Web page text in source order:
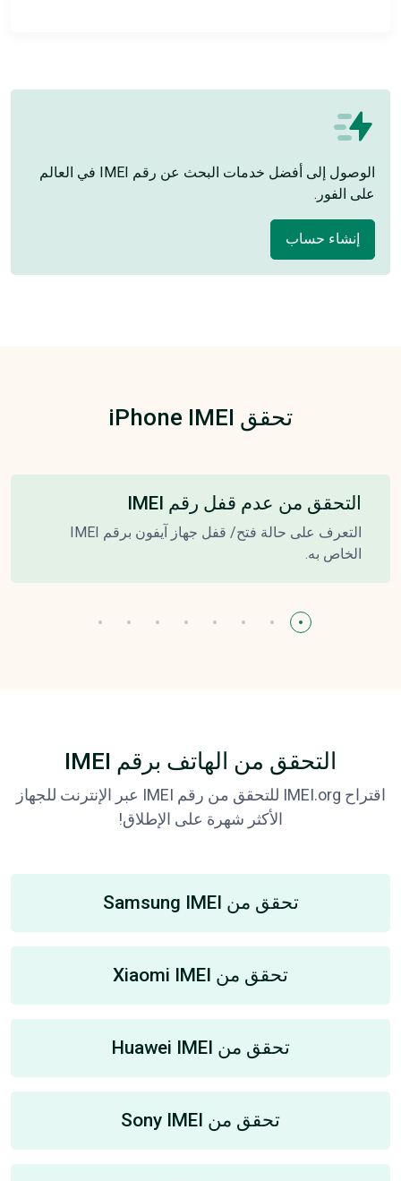
الوصول إلى أفضل خدمات البحث عن رقم IMEI في العالم
على الفور.
إنشاء حساب
تحقق iPhone IMEI
التحقق من عدم قفل رقم IMEI
التعرف على حالة فتح/ قفل جهاز آيفون برقم IMEI
الخاص به.
التحقق من الهاتف برقم IMEI
اقتراح IMEI.org للتحقق من رقم IMEI عبر الإنترنت للجهاز
الأكثر شهرة على الإطلاق!
تحقق من Samsung IMEI
تحقق من Xiaomi IMEI
تحقق من Huawei IMEI
تحقق من Sony IMEI